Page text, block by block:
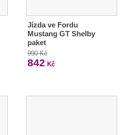
Jízda ve Fordu
Mustang GT Shelby
paket
990 Kč
842 Kč